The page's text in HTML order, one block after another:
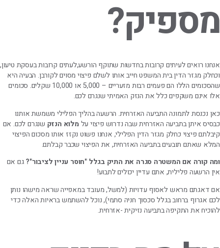
מספיק?
אנחנו רואים לעיתים קרובות בחדשות שתוקף הורשע,לעתים קרובות בעסקת טיעון,
וכחלק מגזר הדין בית המשפט חייב אותו לשלם פיצוי מסוים לקורבן. הבעיה היא
שהסכומים הללו הם פעמים רבות מזעריים – 5,000 או 10,000 שקלים. סכומים
אלו אינם משקפים כלל את הנזק האמיתי שנגרם לכם.
כאן נכנסת לתמונה התביעה האזרחית. הרשעה בהליך הפלילי משמשת אותנו
כבסיס איתן בתביעה האזרחית שבה נדרוש פיצוי על מלוא הנזק שנגרם לכם. אם
קיבלתם פיצוי כחלק מגזר הדין הפלילי, אנחנו פשוט נקזז אותו מסכום הפיצוי
המלא שאתם תובעים בתביעה האזרחית, את הפיצוי שכבר קבלתם.
ומה קורה אם המשטרה סגרה את התיק בגלל "חוסר עניין לציבור"?גם אם
אין הרשעה פלילית, אתם עדיין יכולים לתבוע!
אם דאגתם מראש לאסוף עדויות (למשל, מעובד במאפייה שראה מישהו נותן
לכם אגרוף ברחוב בגלל סכסוך חניה סתמי), נוכל להשתמש בראיות האלה כדי
להוכיח את התקיפה בתביעה נזיקית -אזרחית.